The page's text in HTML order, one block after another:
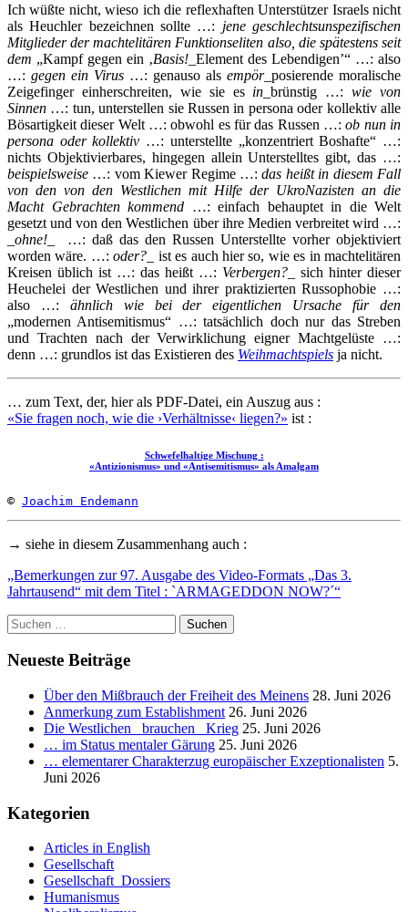
Ich wüßte nicht, wieso ich die reflexhaften Unterstützer Israels nicht
als Heuchler bezeichnen sollte …: jene geschlechtsunspezifischen
Mitglieder der machtelitären Funktionseliten also, die spätestens seit
dem „Kampf gegen ein ‚Basis! _Element des Lebendigen’“ …: also
…: gegen ein Virus …: genauso als empör_posierende moralische
Zeigefinger einherschreiten, wie sie es in _brünstig …:wie von
Sinnen …: tun, unterstellen sie Russen in persona oder kollektiv alle
Bösartigkeit dieser Welt …: obwohl es für das Russen …:ob nun in
persona oder kollektiv …: unterstellte „konzentriert Boshafte“ …:
nichts Objektivierbares, hingegen allein Unterstelltes gibt, das …:
beispielsweise …: vom Kiewer Regime …:das heißt in diesem Fall
von den von den Westlichen mit Hilfe der UkroNazisten an die
Macht Gebrachtenkommend …: einfach behauptet in die Welt
gesetzt und von den Westlichen über ihre Medien verbreitet wird …:
ohne! _ …: daß das den Russen Unterstellte vorher objektiviert
worden wäre. …:oder? _ ist es auch hier so, wie es in machtelitären
Kreisen üblich ist …: das heißt …: Verbergen? _ sich hinter dieser
Heuchelei der Westlichen und ihrer praktizierten Russophobie …:
also …: ähnlich wie bei der eigentlichen Ursache für den
„modernen Antisemitismus“ …: tatsächlich doch nur das Streben
und Trachten nach der Verwirklichung eigner Machtgelüste …:
denn …: grundlos ist das Existieren des Weihmachtspiels ja nicht.
… zum Text, der, hier als PDF-Datei, ein Auszug aus :
«Sie fragen noch, wie die ›Verhältnisse‹ liegen?» ist :
Schwefelhaltige Mischung :
«Antizionismus» und «Antisemitismus» als Amalgam
© Joachim Endemann
→ siehe in diesem Zusammenhang auch :
„Bemerkungen zur 97. Ausgabe des Video-Formats „Das 3.
Jahrtausend“ mit dem Titel : `ARMAGEDDON NOW?´“
Suchen
nach:
Neueste Beiträge
Über den Mißbrauch der Freiheit des Meinens 28. Juni 2026
Anmerkung zum Establishment 26. Juni 2026
Die Westlichen _brauchen_ Krieg 25. Juni 2026
… im Status mentaler Gärung 25. Juni 2026
… elementarer Charakterzug europäischer Exzeptionalisten 5.
Juni 2026
Kategorien
Articles in English
Gesellschaft
Gesellschaft_Dossiers
Humanismus